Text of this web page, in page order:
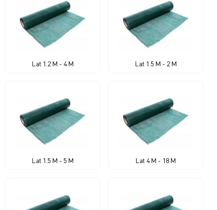
Lat 1.2 M - 4 M Lat 1.5 M - 2 M
Lat 1.5 M - 5 M Lat 4 M - 18 M